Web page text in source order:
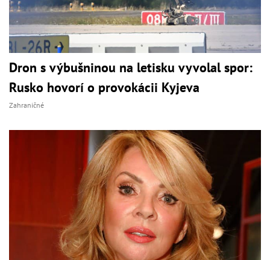
Dron s výbušninou na letisku vyvolal spor:
Rusko hovorí o provokácii Kyjeva
Zahraničné